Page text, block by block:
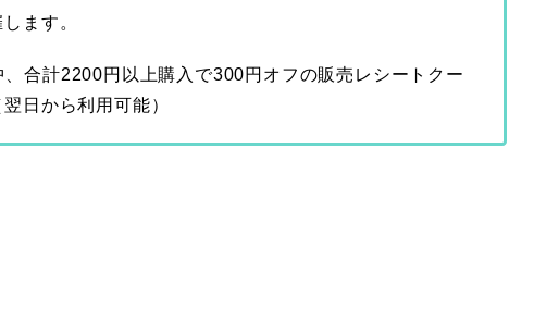
ます。
合計2200円以上購入で300円オフの販売レシートクー
日から利用可能）